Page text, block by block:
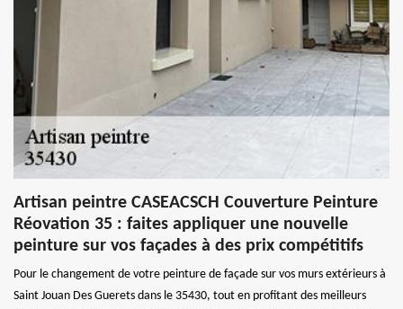
Artisan peintre CASEACSCH Couverture Peinture
Réovation 35 : faites appliquer une nouvelle
peinture sur vos façades à des prix compétitifs
Pour le changement de votre peinture de façade sur vos murs extérieurs à
Saint Jouan Des Guerets dans le 35430, tout en profitant des meilleurs